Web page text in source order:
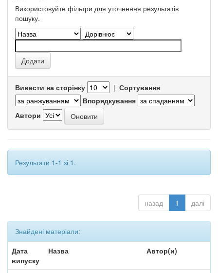
Використовуйте фільтри для уточнення результатів
пошуку.
Вивести на сторінку | Сортування
Впорядкування
Автори
Результати 1-1 зі 1.
назад 1 далі
Знайдені матеріали:
Дата
випуску
Назва Автор(и)